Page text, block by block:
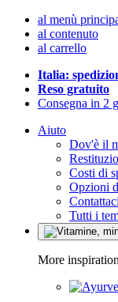
al menù
al contenuto
al carrello
Italia:
Reso gratuito
Consegna in 2
Aiuto
Dov'è il
Costi di
Opzioni
Contattaci
Tutti i
More inspiration